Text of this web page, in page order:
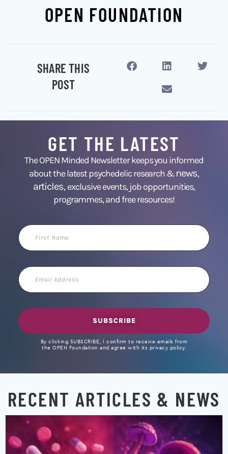
OPEN FOUNDATION
SHARE THIS
POST
GET THE LATEST
The OPEN Minded Newsletter keeps you informed
about the latest psychedelic research &news,
articles,exclusive events, job opportunities,
programmes, and free resources!
First
Name
Email
Address
SUBSCRIBE
By clicking SUBSCRIBE, I confirm to receive emails from
the OPEN Foundation and agree with its privacy policy.
RECENT ARTICLES & NEWS